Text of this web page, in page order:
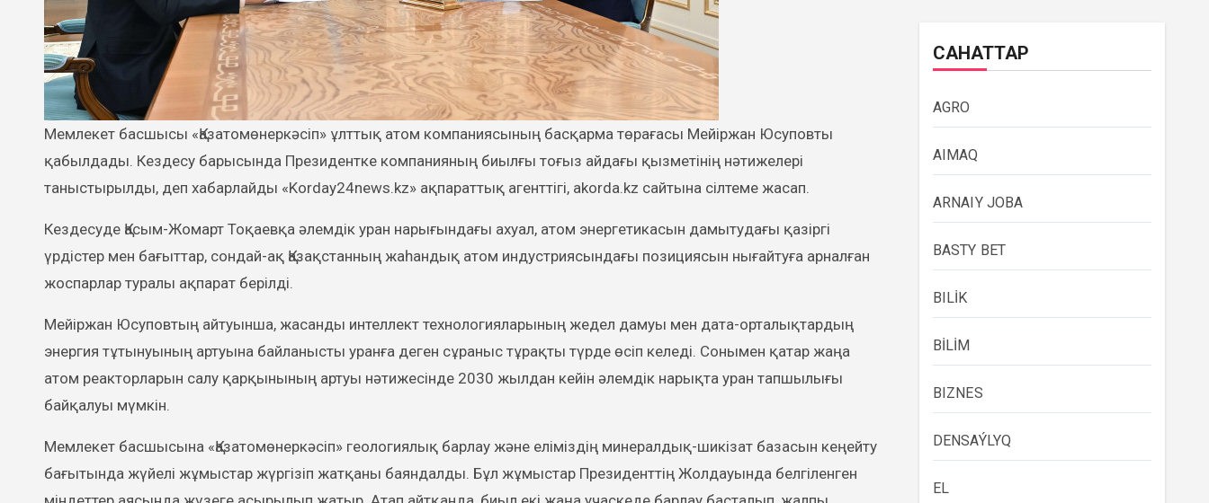
Мемлекет басшысы «Қазатомөнеркәсіп» ұлттық атом компаниясының басқарма төрағасы Мейіржан Юсуповты
қабылдады. Кездесу барысында Президентке компанияның биылғы тоғыз айдағы қызметінің нәтижелері
таныстырылды, деп хабарлайды «Korday24news.kz» ақпараттық агенттігі, akorda.kz сайтына сілтеме жасап.
Кездесуде Қасым-Жомарт Тоқаевқа әлемдік уран нарығындағы ахуал, атом энергетикасын дамытудағы қазіргі
үрдістер мен бағыттар, сондай-ақ Қазақстанның жаһандық атом индустриясындағы позициясын нығайтуға арналған
жоспарлар туралы ақпарат берілді.
Мейіржан Юсуповтың айтуынша, жасанды интеллект технологияларының жедел дамуы мен дата-орталықтардың
энергия тұтынуының артуына байланысты уранға деген сұраныс тұрақты түрде өсіп келеді. Сонымен қатар жаңа
атом реакторларын салу қарқынының артуы нәтижесінде 2030 жылдан кейін әлемдік нарықта уран тапшылығы
байқалуы мүмкін.
Мемлекет басшысына «Қазатомөнеркәсіп» геологиялық барлау және еліміздің минералдық-шикізат базасын кеңейту
бағытында жүйелі жұмыстар жүргізіп жатқаны баяндалды. Бұл жұмыстар Президенттің Жолдауында белгіленген
САНАТТАР
AGRO
AIMAQ
ARNAIY JOBA
BASTY BET
BILİK
BİLİM
BIZNES
DENSAÝLYQ
EL